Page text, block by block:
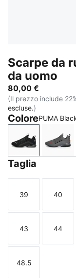
Scarpe da
da uomo
80,00 €
(Il prezzo include
escluse.)
ColorePUMA
PUMA Black-
Taglia
Taglia
39
Taglia
40
Taglia
43
Taglia
44
Taglia
48.5